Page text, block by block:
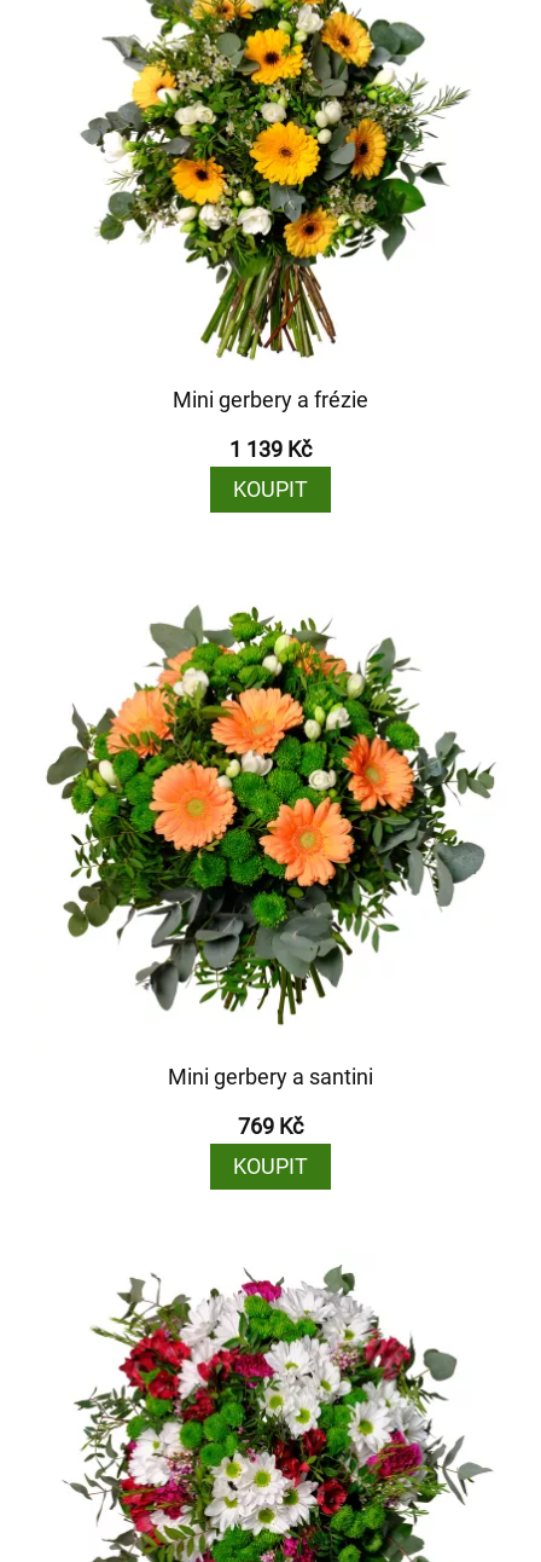
Mini gerbery a frézie
1 139 Kč
KOUPIT
Mini gerbery a santini
769 Kč
KOUPIT